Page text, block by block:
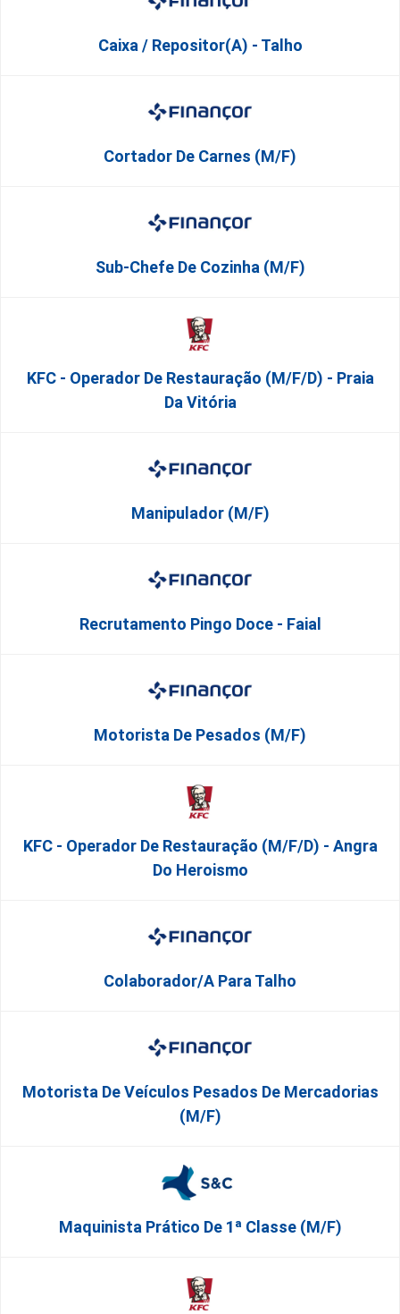
Caixa / Repositor(a) - Talho
Cortador De Carnes (M/F)
Sub-Chefe De Cozinha (M/F)
KFC - Operador De Restauração (m/f/d) - Praia
Da Vitória
Manipulador (M/F)
Recrutamento Pingo Doce - Faial
Motorista De Pesados (M/F)
KFC - Operador De Restauração (m/f/d) - Angra
Do Heroismo
Colaborador/a Para Talho
Motorista De Veículos Pesados De Mercadorias
(M/F)
Maquinista Prático De 1ª Classe (m/f)